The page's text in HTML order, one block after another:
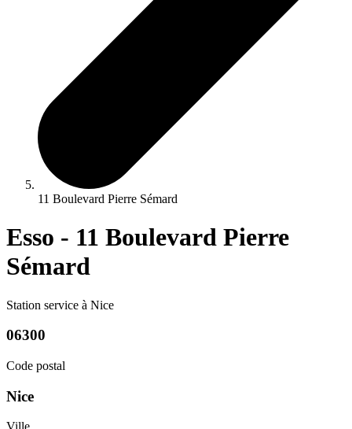
11 Boulevard Pierre Sémard
Esso - 11 Boulevard Pierre
Sémard
Station service à Nice
06300
Code postal
Nice